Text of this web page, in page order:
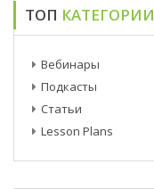
ТОП КАТЕГОРИИ
Вебинары
Подкасты
Статьи
Lesson Plans